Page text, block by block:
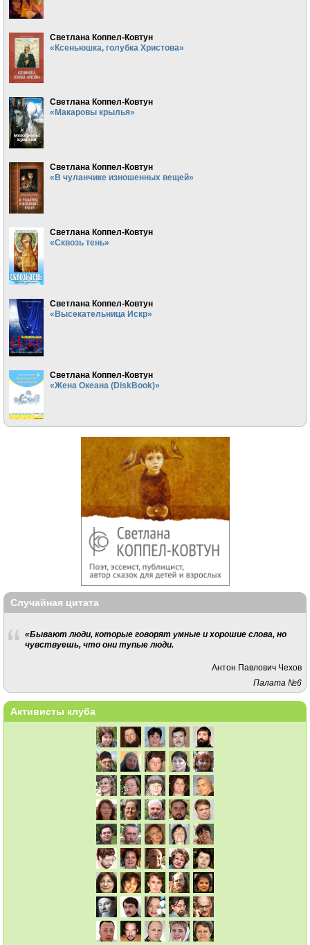
Светлана Коппел-Ковтун
«Ксеньюшка, голубка Христова»
Светлана Коппел-Ковтун
«Макаровы крылья»
Светлана Коппел-Ковтун
«В чуланчике изношенных вещей»
Светлана Коппел-Ковтун
«Сквозь тень»
Светлана Коппел-Ковтун
«Высекательница Искр»
Светлана Коппел-Ковтун
«Жена Океана (DiskBook)»
Случайная цитата
«Бывают люди, которые говорят умные и хорошие слова, но
чувствуешь, что они тупые люди.
Антон Павлович Чехов
Палата №6
Активисты клуба